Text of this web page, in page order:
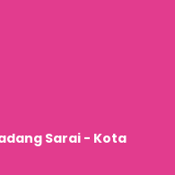
Sarai - Kota